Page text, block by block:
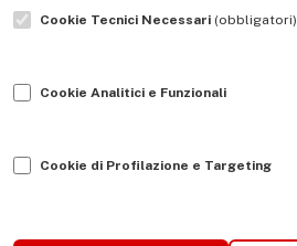
Indirizzo Socio Politico Culturale
Guida per le autrici e gli autori
Cookie Tecnici Necessari (obbligatori)
Cookie Analitici e Funzionali
Cookie di Profilazione e Targeting